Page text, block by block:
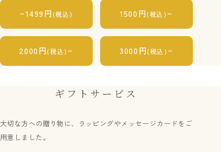
~1499円(税込) 1500円(税込) ~
2000円(税込) ~ 3000円(税込) ~
ギフトサービス
大切な方への贈り物に、ラッピングやメッセージカードをご
用意しました。